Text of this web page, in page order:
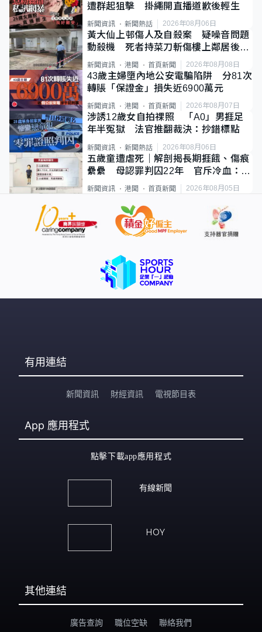
遭群起狙擊 掛繩開直播道歉後輕生
新聞資訊 新聞熱話 2026年08月06日
黃大仙上邨傷人及自殺案 疑噪音問題
動殺機 死者持菜刀斬傷樓上鄰居後墮
斃
新聞資訊 港聞 首頁新聞 2026年08月08日
43歲主婦墮內地公安電騙陷阱 分81次
轉賬「保證金」損失近6900萬元
新聞資訊 港聞 首頁新聞 2026年08月07日
涉誘12歲女自拍祼照 「A0」男捱足
年半冤獄 法官推翻裁決：抄錯標點
新聞資訊 新聞熱話 2026年08月06日
五歲童遭虐死｜解剖揭長期捱餓、傷痕
纍纍 母認罪判囚22年 官斥冷血：同
類案最惡劣
新聞資訊 港聞 首頁新聞 2026年08月05日
有用連結
新聞資訊 財經資訊 電視節目表
App 應用程式
點擊下載app應用程式
有線新聞
HOY
其他連結
廣告查詢 職位空缺 聯絡我們